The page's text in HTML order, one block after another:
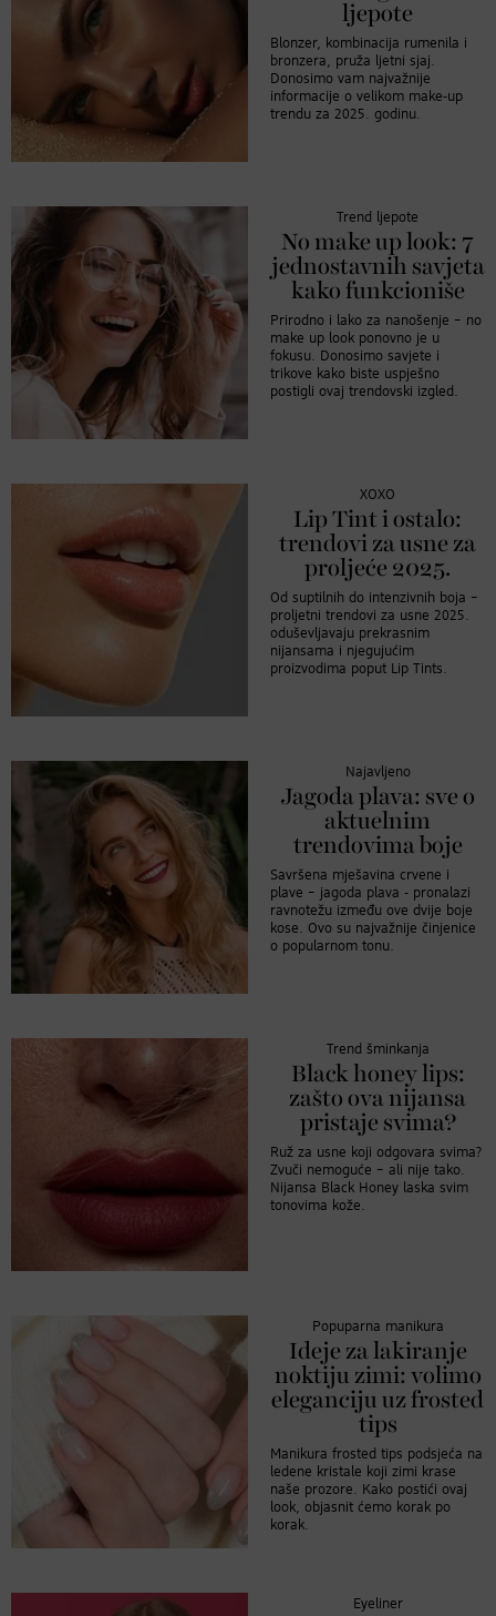
ljepote
Blonzer, kombinacija rumenila i
bronzera, pruža ljetni sjaj.
Donosimo vam najvažnije
informacije o velikom make-up
trendu za 2025. godinu.
Trend ljepote
No make up look: 7
jednostavnih savjeta
kako funkcioniše
Prirodno i lako za nanošenje – no
make up look ponovno je u
fokusu. Donosimo savjete i
trikove kako biste uspješno
postigli ovaj trendovski izgled.
XOXO
Lip Tint i ostalo:
trendovi za usne za
proljeće 2025.
Od suptilnih do intenzivnih boja –
proljetni trendovi za usne 2025.
oduševljavaju prekrasnim
nijansama i njegujućim
proizvodima poput Lip Tints.
Najavljeno
Jagoda plava: sve o
aktuelnim
trendovima boje
Savršena mješavina crvene i
plave – jagoda plava - pronalazi
ravnotežu između ove dvije boje
kose. Ovo su najvažnije činjenice
o popularnom tonu.
Trend šminkanja
Black honey lips:
zašto ova nijansa
pristaje svima?
Ruž za usne koji odgovara svima?
Zvuči nemoguće – ali nije tako.
Nijansa Black Honey laska svim
tonovima kože.
Popuparna manikura
Ideje za lakiranje
noktiju zimi: volimo
eleganciju uz frosted
tips
Manikura frosted tips podsjeća na
ledene kristale koji zimi krase
naše prozore. Kako postići ovaj
look, objasnit ćemo korak po
korak.
Eyeliner